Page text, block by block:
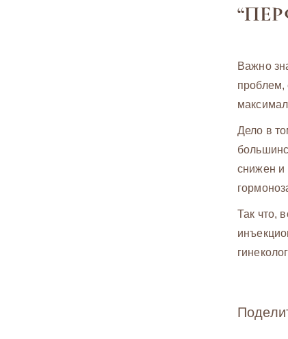
Важно
проблем,
Дело в
снижен и
Так что,